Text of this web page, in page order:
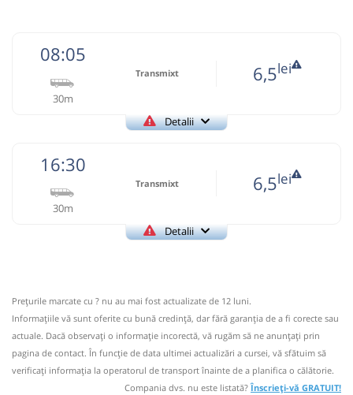
08:05
30m
Transmixt 6,5lei
Detalii
Transmixt SA - Bistrita
Pagină operator
Informaţii neactualizate de 4 ani.
(un comentariu)
Microbuz: BISTRITA - Vermes - VISUIA
Afiseaza itinerariu
08:35 Miceștii de Cîmpie Halta Micestii de
Câmpie
16:30
30m
Transmixt 6,5lei
Detalii
Informaţii neactualizate de 4 ani.Se zice că circulă
(un comentariu)
16:30 Vermeș Statie Vermes
Prețurile marcate cu ? nu au mai fost actualizate de 12 luni.
Informaţiile vă sunt oferite cu bună credinţă, dar fără garanţia de a fi corecte sau
actuale. Dacă observați o informaţie incorectă, vă rugăm să ne anunțați prin
pagina de contact. În funcție de data ultimei actualizări a cursei, vă sfătuim să
verificaţi informaţia la operatorul de transport înainte de a planifica o călătorie.
Compania dvs. nu este listată?Înscrieți-vă GRATUIT!